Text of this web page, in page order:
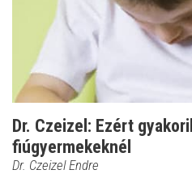
Dr. Czeizel: Ezért
fiúgyermekeknél
Dr. Czeizel Endre